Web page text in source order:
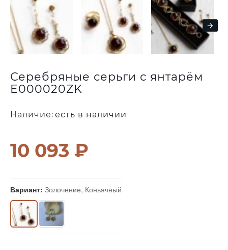
Серебряные серьги с янтарём
E000020ZK
10 093 ₽
Вариант: Золочение, Коньячный
Наличие: есть в наличии